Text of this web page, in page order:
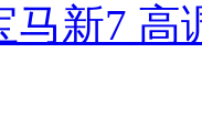
马新7 高